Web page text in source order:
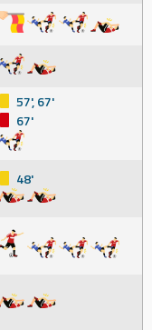
57', 67'
67'
48'